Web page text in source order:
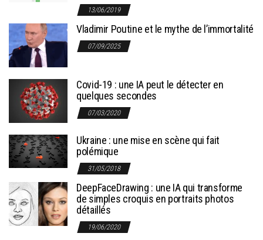
13/06/2019
Vladimir Poutine et le mythe de l’immortalité
07/09/2025
Covid-19 : une IA peut le détecter en
quelques secondes
07/03/2020
Ukraine : une mise en scène qui fait
polémique
31/05/2018
DeepFaceDrawing : une IA qui transforme
de simples croquis en portraits photos
détaillés
19/06/2020